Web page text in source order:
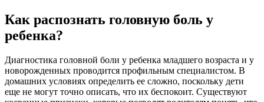
Как распознать головную боль у
ребенка?
Диагностика головной боли у ребенка младшего возраста и у
новорожденных проводится профильным специалистом. В
домашних условиях определить ее сложно, поскольку дети
еще не могут точно описать, что их беспокоит. Существуют